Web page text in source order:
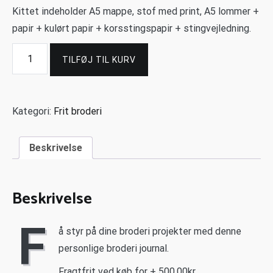
Kittet indeholder A5 mappe, stof med print, A5 lommer +
papir + kulørt papir + korsstingspapir + stingvejledning.
TILFØJ TIL KURV
Kategori: Frit broderi
Beskrivelse
Beskrivelse
F
å styr på dine broderi projekter med denne
personlige broderi journal.